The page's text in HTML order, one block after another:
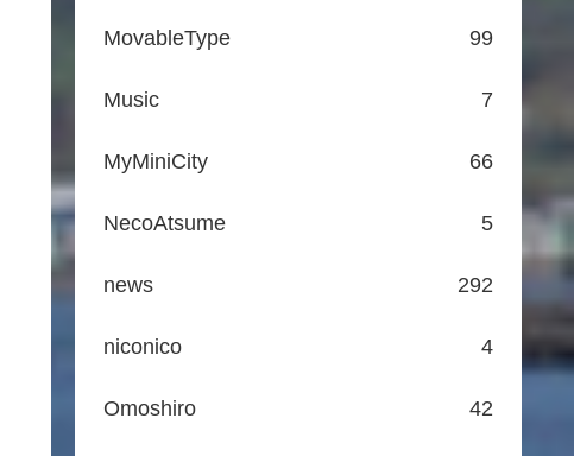
MovableType 99
Music 7
MyMiniCity 66
NecoAtsume 5
news 292
niconico 4
Omoshiro 42